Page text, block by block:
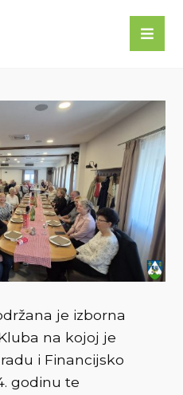
je izborna
na kojoj je
i Financijsko
godinu te